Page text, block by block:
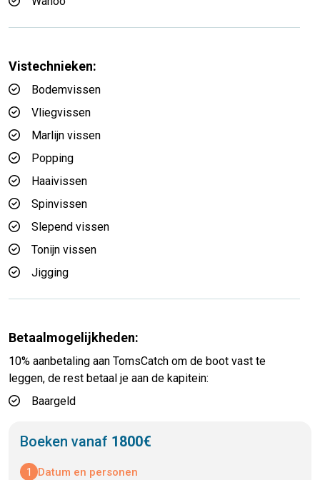
Vistechnieken:
Bodemvissen
Vliegvissen
Marlijn vissen
Popping
Haaivissen
Spinvissen
Slepend vissen
Tonijn vissen
Jigging
Betaalmogelijkheden:
10% aanbetaling aan TomsCatch om de boot vast te
leggen, de rest betaal je aan de kapitein:
Baargeld
Boeken vanaf 1800€
1 Datum en personen